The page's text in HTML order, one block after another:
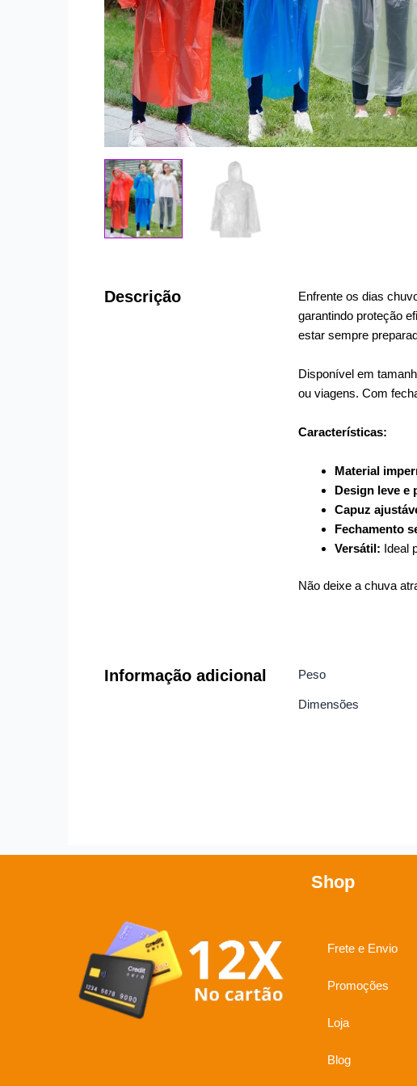
Descrição
Enfrente os dias
garantindo proteção
estar sempre
Disponível em
ou viagens. Com
Características:
Material
Design leve e
Capuz
Fechamento
Versátil: Ideal
Não deixe a chuva
Informação adicional Peso
Dimensões
Shop
Frete e Envio
Promoções
Loja
Blog